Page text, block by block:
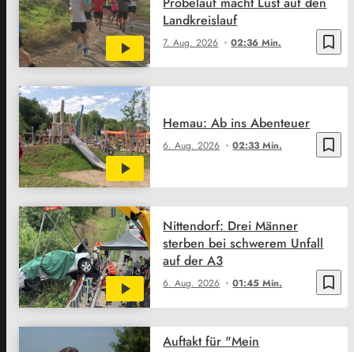
bookmark_border
7. Aug. 2026 02:36 Min.
Landkreislauf
bookmark_border
6. Aug. 2026 02:33 Min.
Hemau: Ab ins Abenteuer
bookmark_border
6. Aug. 2026 01:45 Min.
Nittendorf: Drei Männer
sterben bei schwerem Unfall
auf der A3
Auftakt für "Mein